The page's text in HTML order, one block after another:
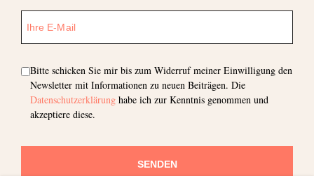
Bitte schicken Sie mir bis zum Widerruf meiner Einwilligung den
Newsletter mit Informationen zu neuen Beiträgen. Die
Datenschutzerklärung habe ich zur Kenntnis genommen und
akzeptiere diese.
SENDEN